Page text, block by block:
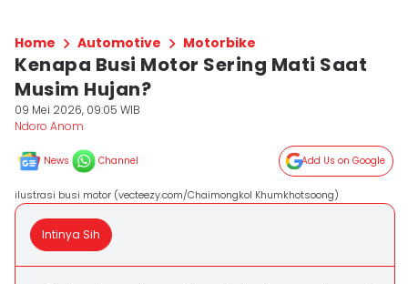
Home Automotive Motorbike
Kenapa Busi Motor Sering Mati Saat
Musim Hujan?
09 Mei 2026, 09:05 WIB
Ndoro Anom
News Channel Add Us on Google
ilustrasi busi motor (vecteezy.com/Chaimongkol Khumkhotsoong)
Intinya Sih